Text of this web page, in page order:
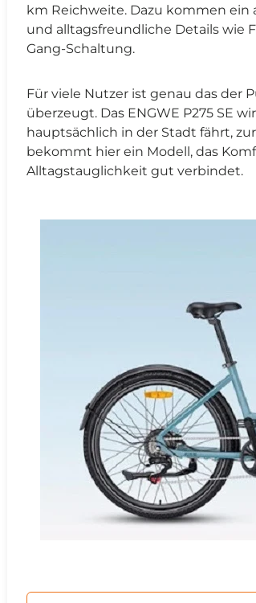
km Reichweite. Dazu kommen ein
und alltagsfreundliche Details wie
Gang-Schaltung.
Für viele Nutzer ist genau das der
überzeugt. Das ENGWE P275 SE
hauptsächlich in der Stadt fährt,
bekommt hier ein Modell, das
Alltagstauglichkeit gut verbindet.